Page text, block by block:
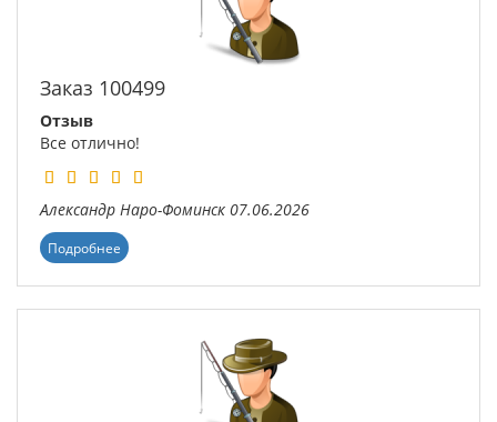
Заказ 100499
Отзыв
Все отлично!
Александр Наро-Фоминск 07.06.2026
Подробнее